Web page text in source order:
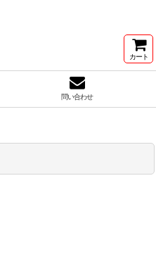
カート
問い合わせ